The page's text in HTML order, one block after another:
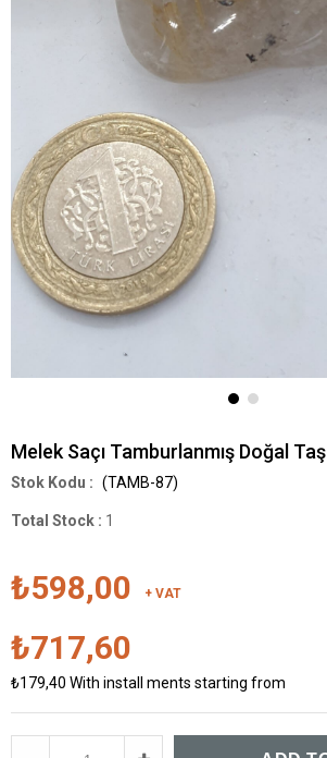
Melek Saçı Tamburlanmış Doğal Taş
(TAMB-87)
Total Stock : 1
₺598,00 + VAT
₺717,60
₺179,40 With install ments starting from